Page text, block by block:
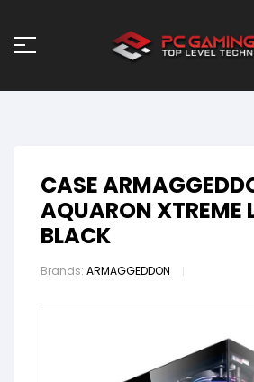
CASE
AQUARON XTREME
BLACK
Brands: ARMAGGEDDON